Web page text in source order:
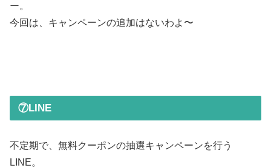
ー。
今回は、キャンペーンの追加はないわよ〜
⑦LINE
不定期で、無料クーポンの抽選キャンペーンを行う
LINE。